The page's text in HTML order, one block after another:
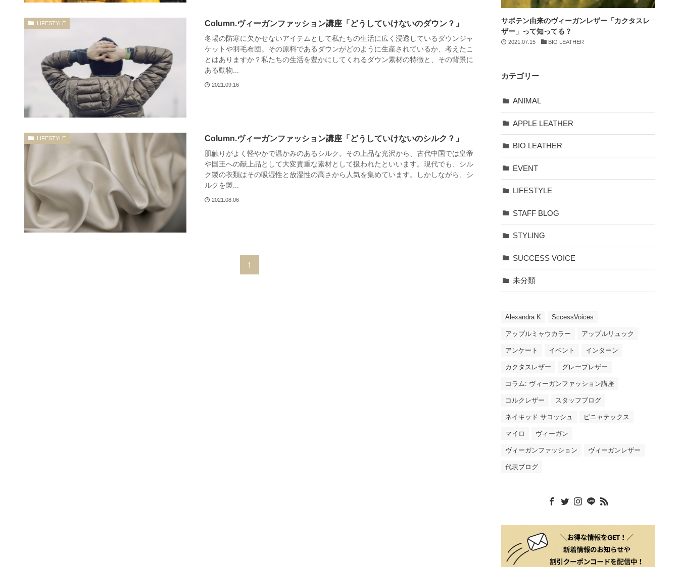
LIFESTYLE Column.ヴィーガンファッション講座「どうしていけないのダウン？」
冬場の防寒に欠かせないアイテムとして私たちの生活に広く浸透しているダウンジャ
ケットや羽毛布団。その原料であるダウンがどのように生産されているか、考えたこ
とはありますか？私たちの生活を豊かにしてくれるダウン素材の特徴と、その背景に
ある動物...
2021.09.16
LIFESTYLE Column.ヴィーガンファッション講座「どうしていけないのシルク？」
肌触りがよく軽やかで温かみのあるシルク。その上品な光沢から、古代中国では皇帝
や国王への献上品として大変貴重な素材として扱われたといいます。現代でも、シル
ク製の衣類はその吸湿性と放湿性の高さから人気を集めています。しかしながら、シ
ルクを製...
2021.08.06
1
サボテン由来のヴィーガンレザー「カクタスレ
ザー」って知ってる？
2021.07.15 BIO LEATHER
カテゴリー
ANIMAL
APPLE LEATHER
BIO LEATHER
EVENT
LIFESTYLE
STAFF BLOG
STYLING
SUCCESS VOICE
未分類
Alexandra K SccessVoices
アップルミャウカラー アップルリュック
アンケート イベント インターン
カクタスレザー グレープレザー
コラム: ヴィーガンファッション講座
コルクレザー スタッフブログ
ネイキッド サコッシュ ピニャテックス
マイロ ヴィーガン
ヴィーガンファッション ヴィーガンレザー
代表ブログ